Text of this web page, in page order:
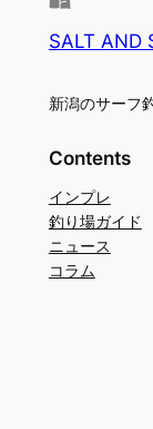
SALT AND
新潟のサーフ
Contents
インプレ
釣り場ガイド
ニュース
コラム